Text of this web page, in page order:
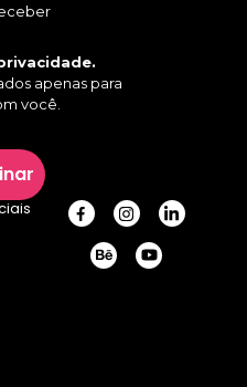
apenas para
você.